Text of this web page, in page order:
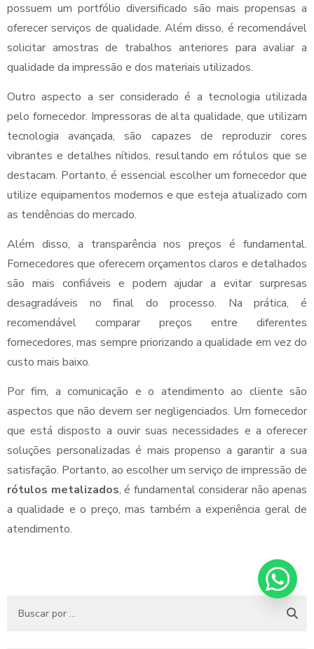
possuem um portfólio diversificado são mais propensas a
oferecer serviços de qualidade. Além disso, é recomendável
solicitar amostras de trabalhos anteriores para avaliar a
qualidade da impressão e dos materiais utilizados.
Outro aspecto a ser considerado é a tecnologia utilizada
pelo fornecedor. Impressoras de alta qualidade, que utilizam
tecnologia avançada, são capazes de reproduzir cores
vibrantes e detalhes nítidos, resultando em rótulos que se
destacam. Portanto, é essencial escolher um fornecedor que
utilize equipamentos modernos e que esteja atualizado com
as tendências do mercado.
Além disso, a transparência nos preços é fundamental.
Fornecedores que oferecem orçamentos claros e detalhados
são mais confiáveis e podem ajudar a evitar surpresas
desagradáveis no final do processo. Na prática, é
recomendável comparar preços entre diferentes
fornecedores, mas sempre priorizando a qualidade em vez do
custo mais baixo.
Por fim, a comunicação e o atendimento ao cliente são
aspectos que não devem ser negligenciados. Um fornecedor
que está disposto a ouvir suas necessidades e a oferecer
soluções personalizadas é mais propenso a garantir a sua
satisfação. Portanto, ao escolher um serviço de impressão de
rótulos metalizados, é fundamental considerar não apenas
a qualidade e o preço, mas também a experiência geral de
atendimento.